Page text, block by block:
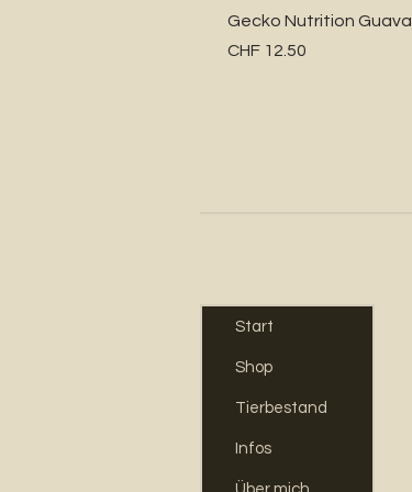
Gecko Nutrition Guava
Preis
CHF 12.50
Start
Shop
Tierbestand
Infos